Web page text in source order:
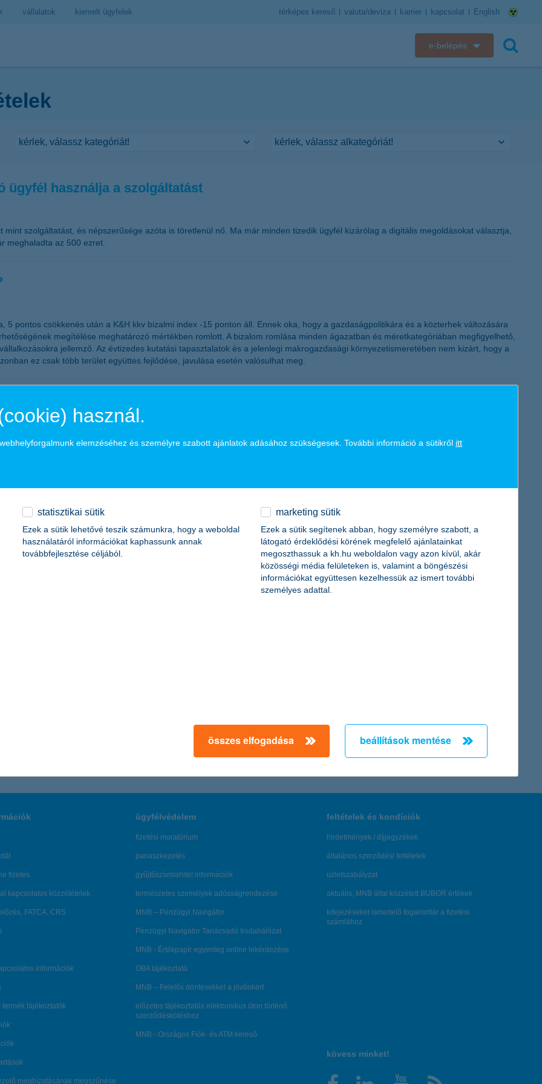
vállalatok kiemelt ügyfelek térképes kereső valuta/deviza karrier kapcsolat English
e-belépés
ügyfél használja a szolgáltatást
szolgáltatást, és népszerűsége azóta is töretlenül nő. Ma már minden tizedik ügyfél kizárólag a digitális megoldásokat választja,
meghaladta az 500 ezret.
5 pontos csökkenés után a K&H kkv bizalmi index -15 ponton áll. Ennek oka, hogy a gazdaságpolitikára és a közterhek változására
megítélése meghatározó mértékben romlott. A bizalom romlása minden ágazatban és méretkategóriában megfigyelhető,
jellemző. Az évtizedes kutatási tapasztalatok és a jelenlegi makrogazdasági környezetismeretében nem kizárt, hogy a
ez csak több terület együttes fejlődése, javulása esetén valósulhat meg.
meg, hiszen ezek által sikerült megállítani a hitelpiac beszakadását. A 2015-ben is igényelhető Növekedési Hitelprogramra
beruházások jelentős növekedésének hiányában az eddigi hitelfeltételek mellett az idén kihelyezett hitelek nagysága várhatóan nem
érdemes mielőbb gondoskodni a nyugdíjas évekről
így megalapozható a megfelelő időskori életszínvonal. Minél korábban lát neki valaki az öngondoskodásnak, annál többet kap
jelenthet. A K&H biztosítójának adatai szerint a nyugdíjbiztosítást választók átlagosan 46 évesek és az előre gondolkodók között
← Első Előző Következő utolsó →
fizetés
kapcsolatos közzétételek
FATCA, CRS
információk
termék tájékoztatók
megbízatásának megszűnése
ügyfélvédelem
fizetési moratórium
panaszkezelés
gyűjtőszámlahitel információk
természetes személyek adósságrendezése
MNB – Pénzügyi Navigátor
Pénzügyi Navigátor Tanácsadó Irodahálózat
MNB - Értékpapír egyenleg online lekérdezése
OBA tájékoztató
MNB – Felelős döntésekkel a jövőnkért
előzetes tájékoztatás elektronikus úton történő
szerződéskötéshez
MNB - Országos Fiók- és ATM kereső
feltételek és kondíciók
hirdetmények / díjjegyzékek
általános szerződési feltételek
üzletszabályzat
aktuális, MNB által közzétett BUBOR értékek
kifejezéseket ismertető fogalomtár a fizetési
számlához
kövess minket!
használ.
elemzéséhez és személyre szabott ajánlatok adásához szükségesek. További információ a sütikről itt
statisztikai sütik
Ezek a sütik lehetővé teszik számunkra, hogy a weboldal
használatáról információkat kaphassunk annak
továbbfejlesztése céljából.
marketing sütik
Ezek a sütik segítenek abban, hogy személyre szabott, a
látogató érdeklődési körének megfelelő ajánlatainkat
megoszthassuk a kh.hu weboldalon vagy azon kívül, akár
közösségi média felületeken is, valamint a böngészési
információkat együttesen kezelhessük az ismert további
személyes adattal.
összes elfogadása beállítások mentése